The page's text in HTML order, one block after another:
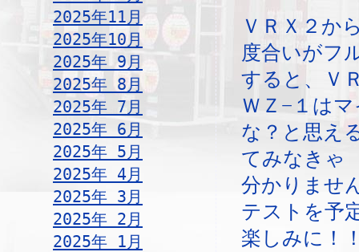
2025年11月
2025年10月
2025年 9月
2025年 8月
2025年 7月
2025年 6月
2025年 5月
2025年 4月
2025年 3月
2025年 2月
2025年 1月
ＶＲＸ２か
度合いがフ
すると、Ｖ
ＷＺ−１は
な？と思え
てみなきゃ
分かりませ
テストを予
楽しみに！